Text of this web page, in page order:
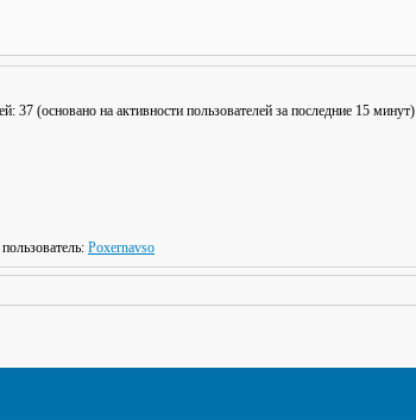
37 (основано на активности пользователей за последние 15 минут)
Poxernavso